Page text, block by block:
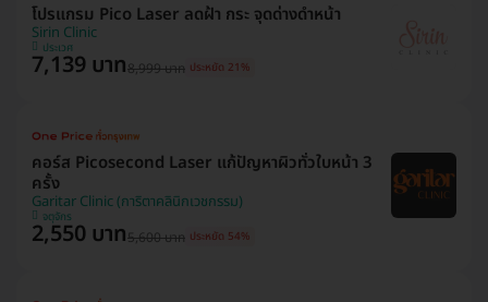
โปรแกรม Pico Laser ลดฝ้า กระ จุดด่างดำหน้า
Sirin Clinic
ประเวศ
7,139 บาท8,999 บาท ประหยัด 21%
คอร์ส Picosecond Laser แก้ปัญหาผิวทั่วใบหน้า 3
ครั้ง
Garitar Clinic (การิตาคลินิกเวชกรรม)
จตุจักร
2,550 บาท5,600 บาท ประหยัด 54%